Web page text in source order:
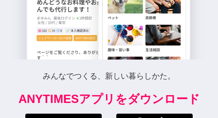
みんなでつくる、新しい暮らしかた。
ANYTIMESアプリをダウンロード